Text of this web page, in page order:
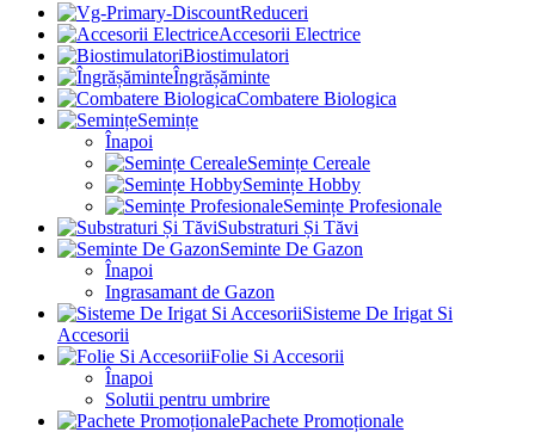
Reduceri
Accesorii Electrice
Biostimulatori
Îngrășăminte
Combatere Biologica
Semințe
Înapoi
Semințe Cereale
Semințe Hobby
Semințe Profesionale
Substraturi Și Tăvi
Seminte De Gazon
Înapoi
Ingrasamant de Gazon
Sisteme De Irigat Si
Accesorii
Folie Si Accesorii
Înapoi
Solutii pentru umbrire
Pachete Promoționale